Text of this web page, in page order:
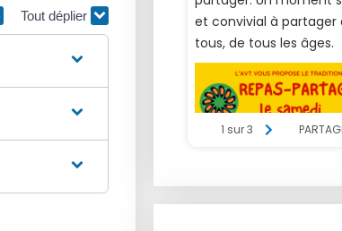
Tout déplier